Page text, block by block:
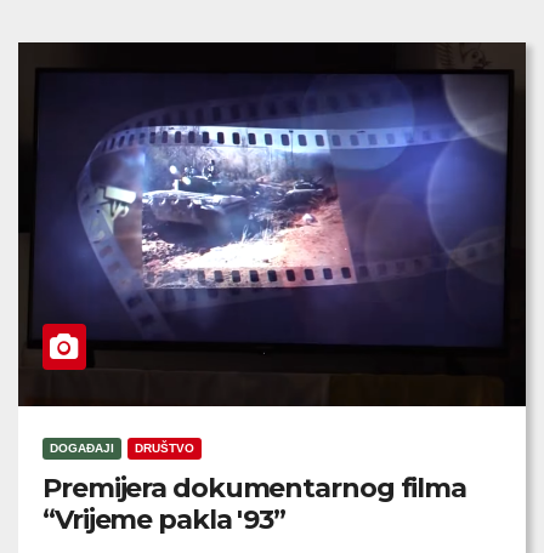
DOGAĐAJI DRUŠTVO
Premijera dokumentarnog filma
“Vrijeme pakla '93”